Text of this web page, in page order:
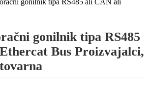
gonilnik tipa RS485
Bus Proizvajalci,